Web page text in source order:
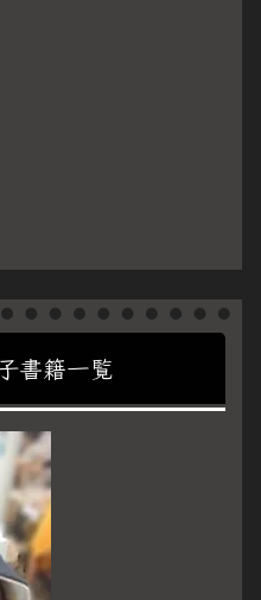
書籍一覧